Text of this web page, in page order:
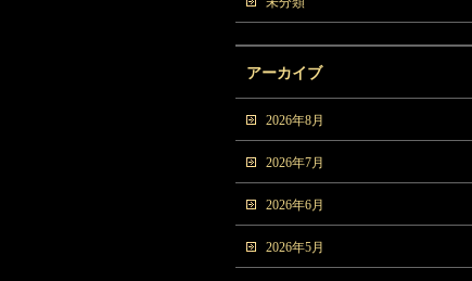
アーカイブ
2026年8月
2026年7月
2026年6月
2026年5月